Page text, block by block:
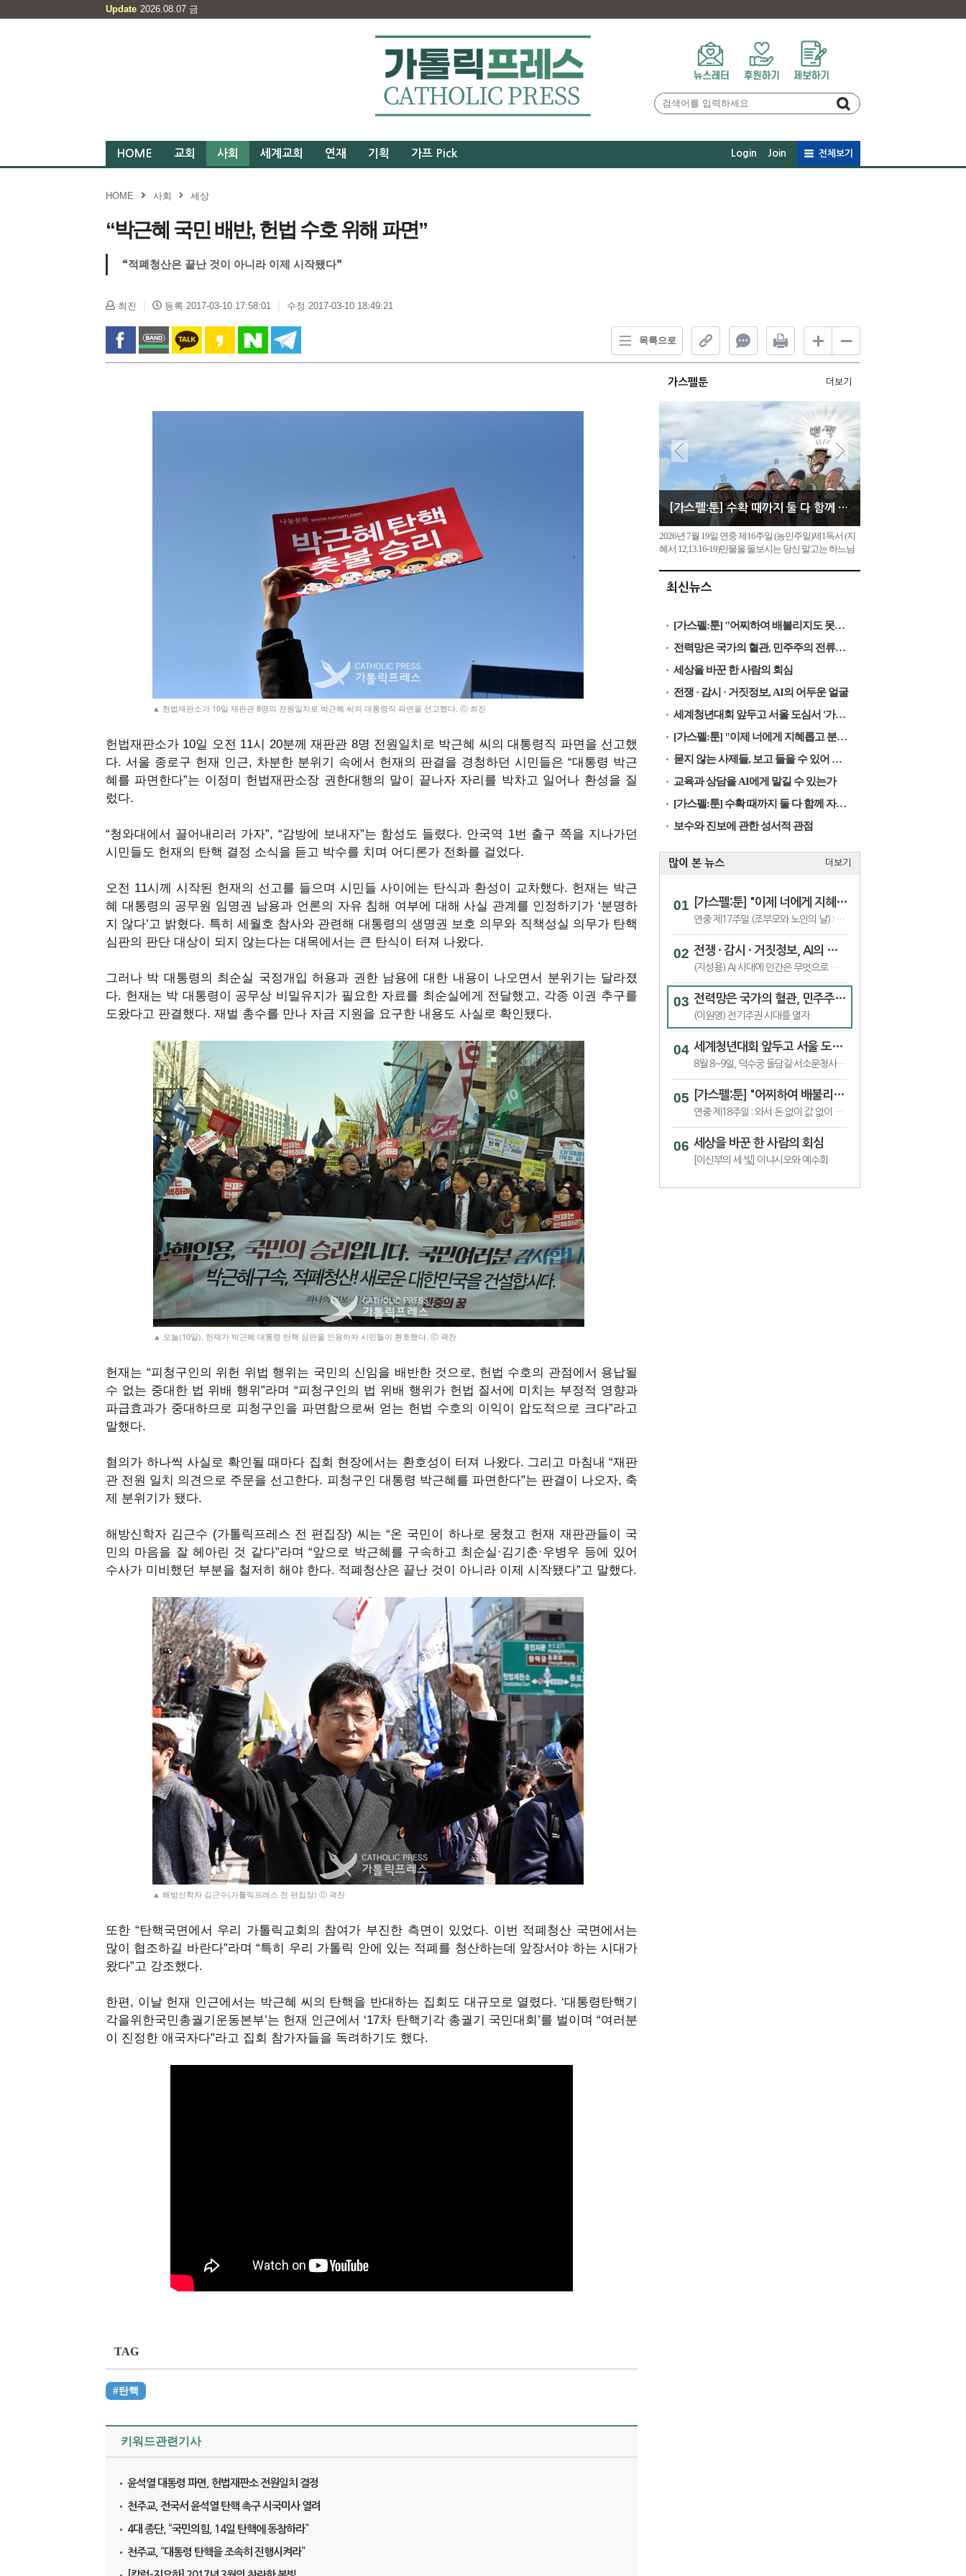
Update 2026.08.07 금
HOME 교회 사회 세계교회 연재 기획 가프 Pick Login Join 전체보기
HOME 사회 세상
“박근혜 국민 배반, 헌법 수호 위해 파면”
“적폐청산은 끝난 것이 아니라 이제 시작됐다”
최진 등록 2017-03-10 17:58:01 수정 2017-03-10 18:49:21
목록으로
▲ 헌법재판소가 10일 재판관 8명의 전원일치로 박근혜 씨의 대통령직 파면을 선고했다. ⓒ 최진
헌법재판소가 10일 오전 11시 20분께 재판관 8명 전원일치로 박근혜 씨의 대통령직 파면을 선고했
다. 서울 종로구 헌재 인근, 차분한 분위기 속에서 헌재의 판결을 경청하던 시민들은 “대통령 박근
혜를 파면한다”는 이정미 헌법재판소장 권한대행의 말이 끝나자 자리를 박차고 일어나 환성을 질
렀다.
“청와대에서 끌어내리러 가자”, “감방에 보내자”는 함성도 들렸다. 안국역 1번 출구 쪽을 지나가던
시민들도 헌재의 탄핵 결정 소식을 듣고 박수를 치며 어디론가 전화를 걸었다.
오전 11시께 시작된 헌재의 선고를 들으며 시민들 사이에는 탄식과 환성이 교차했다. 헌재는 박근
혜 대통령의 공무원 임명권 남용과 언론의 자유 침해 여부에 대해 사실 관계를 인정하기가 ‘분명하
지 않다’고 밝혔다. 특히 세월호 참사와 관련해 대통령의 생명권 보호 의무와 직책성실 의무가 탄핵
심판의 판단 대상이 되지 않는다는 대목에서는 큰 탄식이 터져 나왔다.
그러나 박 대통령의 최순실 국정개입 허용과 권한 남용에 대한 내용이 나오면서 분위기는 달라졌
다. 헌재는 박 대통령이 공무상 비밀유지가 필요한 자료를 최순실에게 전달했고, 각종 이권 추구를
도왔다고 판결했다. 재벌 총수를 만나 자금 지원을 요구한 내용도 사실로 확인됐다.
▲ 오늘(10일), 헌재가 박근혜 대통령 탄핵 심판을 인용하자 시민들이 환호했다. ⓒ 곽찬
헌재는 “피청구인의 위헌 위법 행위는 국민의 신임을 배반한 것으로, 헌법 수호의 관점에서 용납될
수 없는 중대한 법 위배 행위”라며“피청구인의 법 위배 행위가 헌법 질서에 미치는 부정적 영향과
파급효과가 중대하므로 피청구인을 파면함으로써 얻는 헌법 수호의 이익이 압도적으로 크다”라고
말했다.
혐의가 하나씩 사실로 확인될 때마다 집회 현장에서는 환호성이 터져 나왔다. 그리고 마침내 “재판
관 전원 일치 의견으로 주문을 선고한다. 피청구인 대통령 박근혜를 파면한다”는 판결이 나오자, 축
제 분위기가 됐다.
해방신학자 김근수 (가톨릭프레스 전 편집장) 씨는“온 국민이 하나로 뭉쳤고 헌재 재판관들이 국
민의 마음을 잘 헤아린 것 같다”라며“앞으로 박근혜를 구속하고 최순실 ·김기춘·우병우 등에 있어
수사가 미비했던 부분을 철저히 해야 한다. 적폐청산은 끝난 것이 아니라 이제 시작됐다”고 말했다.
▲ 해방신학자 김근수(가톨릭프레스 전 편집장) ⓒ 곽찬
또한 “탄핵국면에서 우리 가톨릭교회의 참여가 부진한 측면이 있었다. 이번 적폐청산 국면에서는
많이 협조하길 바란다”라며“특히 우리 가톨릭 안에 있는 적폐를 청산하는데 앞장서야 하는 시대가
왔다”고 강조했다.
한편, 이날 헌재 인근에서는 박근혜 씨의 탄핵을 반대하는 집회도 대규모로 열렸다. ‘대통령탄핵기
각을위한국민총궐기운동본부’는 헌재 인근에서 ‘17차 탄핵기각 총궐기 국민대회 ’를 벌이며 “여러분
이 진정한 애국자다”라고 집회 참가자들을 독려하기도 했다.
TAG
#탄핵
키워드관련기사
윤석열 대통령 파면, 헌법재판소 전원일치 결정
천주교, 전국서 윤석열 탄핵 촉구 시국미사 열려
4대 종단, “국민의힘, 14일 탄핵에 동참하라”
천주 교, “대통령 탄핵을 조속히 진행시켜라”
가스펠툰 더보기
[가스펠:툰] 수확 때까지 둘 다 함께 자라도록 내버려 두어라
2026년 7월 19일 연중 제16주일 (농민주일)제1독서 (지
혜서 12,13.16-19)만물을 돌보시는 당신 말고는 하느님
으셨음을 증명하실 필요가 없습니다. 당신의 힘이 정의
의 원천입니다. 당신께서는 만물을 다스리는 주권을 지
최신뉴스
[가스펠:툰] "어찌하여 배불리지도 못하는 것에 수고를 들이느냐"
전력망은 국가의 혈관, 민주주의 전류가 흐르게 해야
세상을 바꾼 한 사람의 회심
전쟁 · 감시 · 거짓정보, AI의 어두운 얼굴
세계청년대회 앞두고 서울 도심서 '가톨릭문화박람회’
[가스펠:툰] "이제 너에게 지혜롭고 분별하는 마음을 준다"
묻지 않는 사제들, 보고 들을 수 있어 행복한 제자들
교육과 상담을 AI에게 맡길 수 있는가
[가스펠:툰] 수확 때까지 둘 다 함께 자라도록 내버려 두어라
보수와 진보에 관한 성서적 관점
많이 본 뉴스 더보기
[가스펠:툰] "이제 너에게 지혜롭고 분별하는 마음을 준다"
연중 제17주일 (조부모와 노인의 날) : 함께 작용하여 선을 이룬다
전쟁 · 감시 · 거짓정보, AI의 어두운 얼굴
(지성용) AI 시대에 인간은 무엇으로 인간다움을 지킬 것인가_7
전력망은 국가의 혈관, 민주주의 전류가 흐르게 해야
(이원영) 전기주권 시대를 열자
세계청년대회 앞두고 서울 도심서 '가톨릭문화박람회’
8월 8~9일, 덕수궁 돌담길·서소문청사 일대서 ‘2026 가톨릭문화박람회’
[가스펠:툰] "어찌하여 배불리지도 못하는 것에 수고를 들이느냐"
연중 제18주일 : 와서 돈 없이 값 없이 술과 젖을 사라
세상을 바꾼 한 사람의 회심
[이신부의 세·빛] 이냐시오와 예수회